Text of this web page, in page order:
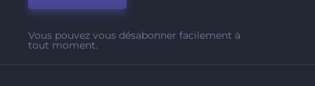
Vous pouvez vous désabonner facilement à
tout moment.